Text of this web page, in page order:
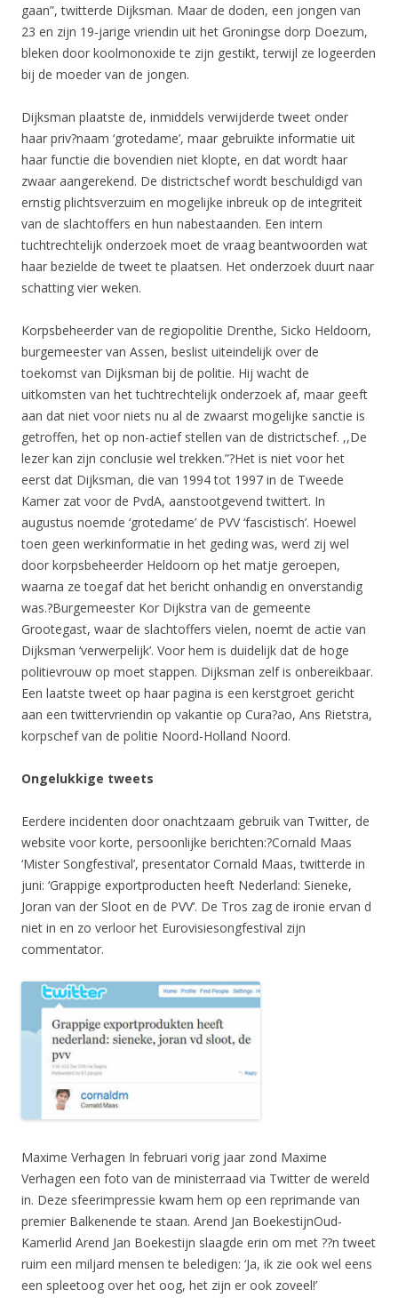
gaan”, twitterde Dijksman. Maar de doden, een jongen van
23 en zijn 19-jarige vriendin uit het Groningse dorp Doezum,
bleken door koolmonoxide te zijn gestikt, terwijl ze logeerden
bij de moeder van de jongen.
Dijksman plaatste de, inmiddels verwijderde tweet onder
haar priv?naam ‘grotedame’, maar gebruikte informatie uit
haar functie die bovendien niet klopte, en dat wordt haar
zwaar aangerekend. De districtschef wordt beschuldigd van
ernstig plichtsverzuim en mogelijke inbreuk op de integriteit
van de slachtoffers en hun nabestaanden. Een intern
tuchtrechtelijk onderzoek moet de vraag beantwoorden wat
haar bezielde de tweet te plaatsen. Het onderzoek duurt naar
schatting vier weken.
Korpsbeheerder van de regiopolitie Drenthe, Sicko Heldoorn,
burgemeester van Assen, beslist uiteindelijk over de
toekomst van Dijksman bij de politie. Hij wacht de
uitkomsten van het tuchtrechtelijk onderzoek af, maar geeft
aan dat niet voor niets nu al de zwaarst mogelijke sanctie is
getroffen, het op non-actief stellen van de districtschef. ,,De
lezer kan zijn conclusie wel trekken.”?Het is niet voor het
eerst dat Dijksman, die van 1994 tot 1997 in de Tweede
Kamer zat voor de PvdA, aanstootgevend twittert. In
augustus noemde ‘grotedame’ de PVV ‘fascistisch’. Hoewel
toen geen werkinformatie in het geding was, werd zij wel
door korpsbeheerder Heldoorn op het matje geroepen,
waarna ze toegaf dat het bericht onhandig en onverstandig
was.?Burgemeester Kor Dijkstra van de gemeente
Grootegast, waar de slachtoffers vielen, noemt de actie van
Dijksman ‘verwerpelijk’. Voor hem is duidelijk dat de hoge
politievrouw op moet stappen. Dijksman zelf is onbereikbaar.
Een laatste tweet op haar pagina is een kerstgroet gericht
aan een twittervriendin op vakantie op Cura?ao, Ans Rietstra,
korpschef van de politie Noord-Holland Noord.
Ongelukkige tweets
Eerdere incidenten door onachtzaam gebruik van Twitter, de
website voor korte, persoonlijke berichten:?Cornald Maas
‘Mister Songfestival’, presentator Cornald Maas, twitterde in
juni: ‘Grappige exportproducten heeft Nederland: Sieneke,
Joran van der Sloot en de PVV’. De Tros zag de ironie ervan d
niet in en zo verloor het Eurovisiesongfestival zijn
commentator.
Maxime Verhagen In februari vorig jaar zond Maxime
Verhagen een foto van de ministerraad via Twitter de wereld
in. Deze sfeerimpressie kwam hem op een reprimande van
premier Balkenende te staan. Arend Jan BoekestijnOud-
Kamerlid Arend Jan Boekestijn slaagde erin om met ??n tweet
ruim een miljard mensen te beledigen: ‘Ja, ik zie ook wel eens
een spleetoog over het oog, het zijn er ook zoveel!’